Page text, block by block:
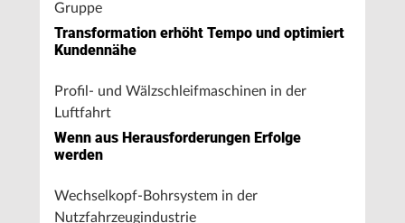
Gruppe
Transformation erhöht Tempo und optimiert
Kundennähe
Profil- und Wälzschleifmaschinen in der
Luftfahrt
Wenn aus Herausforderungen Erfolge
werden
Wechselkopf-Bohrsystem in der
Nutzfahrzeugindustrie